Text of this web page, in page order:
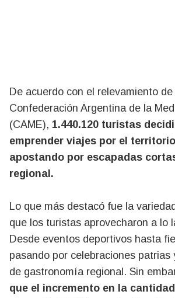
De acuerdo con el relevamiento de
Confederación Argentina de la
(CAME), 1.440.120 turistas
emprender viajes por el
apostando por escapadas
regional.
Lo que más destacó fue la
que los turistas aprovecharon a lo
Desde eventos deportivos hasta
pasando por celebraciones patrias
de gastronomía regional. Sin
que el incremento en la